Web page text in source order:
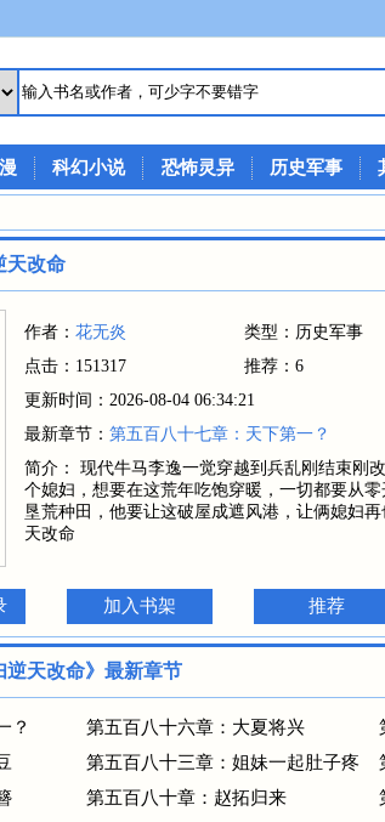
科幻小说 恐怖灵异 历史军事
天改命
作者： 花无炎 类型：历史军事
点击：151317
推荐：6
更新时间：2026-08-04 06:34:21
最新章节： 第五百八十七章：天下第一？
简介： 现代牛马李逸一觉穿越到兵乱刚结束刚
个媳妇，想要在这荒年吃饱穿暖，一切都要从
垦荒种田，他要让这破屋成遮风港，让俩媳妇
天改命
加入书架 推荐
逆天改命》最新章节
？ 第五百八十六章：大夏将兴
第五百八十三章：姐妹一起肚子疼
第五百八十章：赵拓归来